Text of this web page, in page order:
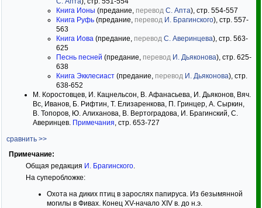
Книга Ионы (предание, перевод С. Апта), стр. 554-557
Книга Руфь (предание, перевод И. Брагинского), стр. 557-
563
Книга Иова (предание, перевод С. Аверинцева), стр. 563-
625
Песнь песней (предание, перевод И. Дьяконова), стр. 625-
638
Книга Экклесиаст (предание, перевод И. Дьяконова), стр.
638-652
М. Коростовцев, И. Кацнельсон, В. Афанасьева, И. Дьяконов, Вяч.
Вс, Иванов, Б. Рифтин, Т. Елизаренкова, П. Гринцер, А. Сыркин,
В. Топоров, Ю. Алиханова, В. Вертоградова, И. Брагинский, С.
Аверинцев. Примечания, стр. 653-727
сравнить >>
Примечание:
Общая редакция И. Брагинского.
На суперобложке:
Охота на диких птиц в зарослях папируса. Из безымянной
могилы в Фивах. Конец XV-начало XIV в. до н.э.